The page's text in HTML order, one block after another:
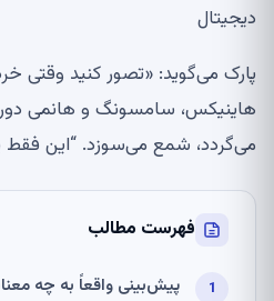
دیجیتال
پارک می‌گوید: «تصور کنید وقتی
هاینیکس، سامسونگ و هانمی
می‌گردد، شمع می‌سوزد. “این
فهرست مطالب
پیش‌بینی واقعاً به چه